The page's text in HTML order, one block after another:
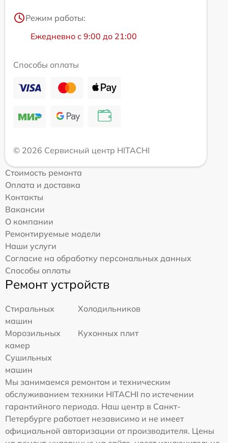
Режим работы:
Ежедневно с 9:00 до 21:00
Способы оплаты
© 2026 Сервисный центр HITACHI
Стоимость ремонта
Оплата и доставка
Контакты
Вакансии
О компании
Ремонтируемые модели
Наши услуги
Согласие на обработку персональных данных
Способы оплаты
Ремонт устройств
Стиральных
машин
Холодильников
Морозильных
камер
Кухонных плит
Сушильных
машин
Мы занимаемся ремонтом и техническим
обслуживанием техники HITACHI по истечении
гарантийного периода. Наш центр в Санкт-
Петербурге работает независимо и не имеет
официальной авторизации от производителя. Цены